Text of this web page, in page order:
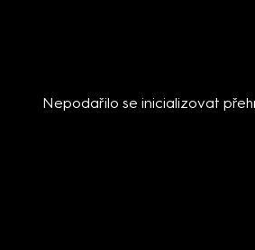
Nepodařilo se inicializovat